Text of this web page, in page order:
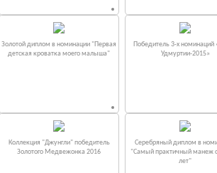
Золотой диплом в номинации "Первая
детская кроватка моего малыша"
Победитель 3-х номинаций
Удмуртии-2015»
Коллекция "Джунгли" победитель
Золотого Медвежонка 2016
Серебряный диплом в
"Самый практичный манеж
лет"